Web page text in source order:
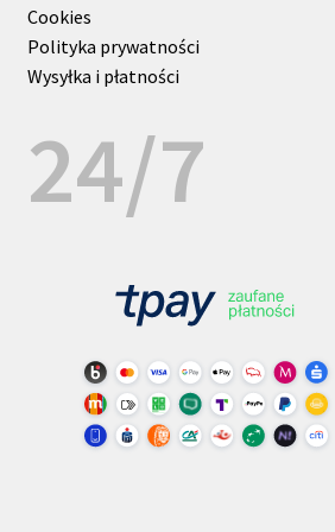
Cookies
Polityka prywatności
Wysyłka i płatności
24/7